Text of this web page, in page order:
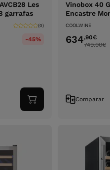
Les
garrafas
(0)
-45%
Adicionar
ao
Vinobox 40
Encastre
COOLWINE
634,90€
749.00€
Comparar